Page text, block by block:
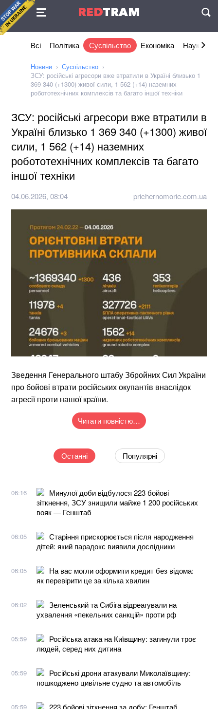
REDTRAM
Угода
Всі Політика Суспільство Економіка Наука та
Новини
Суспільство
ЗСУ: російські агресори вже втратили в Україні близько 1
369 340 (+1300) живої сили, 1 562 (+14) наземних
робототехнічних комплексів та багато іншої техніки
ЗСУ: російські агресори вже втратили в
Україні близько 1 369 340 (+1300) живої
сили, 1 562 (+14) наземних
робототехнічних комплексів та багато
іншої техніки
04.06.2026, 08:04 prichernomorie.com.ua
Зведення Генерального штабу Збройних Сил України
про бойові втрати російських окупантів внаслідок
агресії проти нашої країни.
Читати повністю…
Останні Популярні
06:16
Минулої доби відбулося 223 бойові
зіткнення, ЗСУ знищили майже 1 200 російських
вояк — Генштаб
06:05
Старіння прискорюється після народження
дітей: який парадокс виявили дослідники
06:05
На вас могли оформити кредит без відома:
як перевірити це за кілька хвилин
06:02
Зеленський та Сибіга відреагували на
ухвалення «пекельних санкцій» проти рф
05:59
Російська атака на Київщину: загинули троє
людей, серед них дитина
05:59
Російські дрони атакували Миколаївщину:
пошкоджено цивільне судно та автомобіль
05:59
223 бойові зіткнення за добу: Генштаб